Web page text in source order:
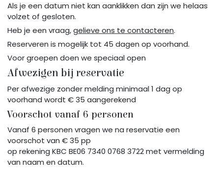
Als je een datum niet kan aanklikken dan zijn we helaas
volzet of gesloten.
Heb je een vraag,gelieve ons te contacteren.
Reserveren is mogelijk tot 45 dagen op voorhand.
Voor groepen doen we speciaal open
Afwezigen bij reservatie
Per afwezige zonder melding minimaal 1 dag op
voorhand wordt € 35 aangerekend
Voorschot vanaf 6 personen
Vanaf 6 personen vragen we na reservatie een
voorschot van € 35 pp
op rekening KBC BE06 7340 0768 3722 met vermelding
van naam en datum.